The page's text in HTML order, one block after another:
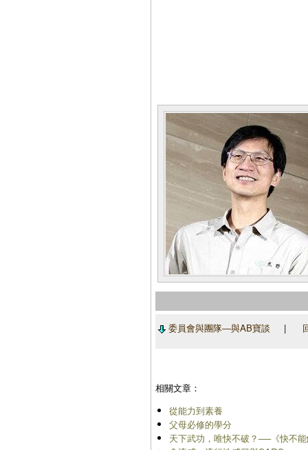
委員會與團隊―與AB寶談 |
相關文章：
從能力到素養
父母必修的學分
天下武功，唯快不破？──《快不